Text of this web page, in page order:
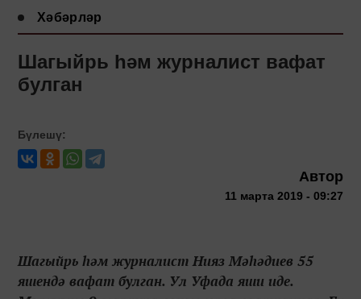
Хәбәрләр
Шагыйрь һәм журналист вафат
булган
Бүлешү:
Автор
11 марта 2019 - 09:27
Шагыйрь һәм журналист Нияз Мәһәдиев 55
яшендә вафат булган. Ул Уфада яши иде.